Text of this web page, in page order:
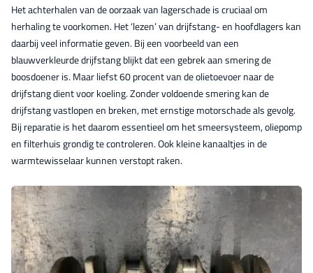
Het achterhalen van de oorzaak van lagerschade is cruciaal om
herhaling te voorkomen. Het ‘lezen’ van drijfstang- en hoofdlagers kan
daarbij veel informatie geven. Bij een voorbeeld van een
blauwverkleurde drijfstang blijkt dat een gebrek aan smering de
boosdoener is. Maar liefst 60 procent van de olietoevoer naar de
drijfstang dient voor koeling. Zonder voldoende smering kan de
drijfstang vastlopen en breken, met ernstige motorschade als gevolg.
Bij reparatie is het daarom essentieel om het smeersysteem, oliepomp
en filterhuis grondig te controleren. Ook kleine kanaaltjes in de
warmtewisselaar kunnen verstopt raken.